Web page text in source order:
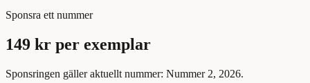
Sponsra ett nummer
149 kr per exemplar
Sponsringen gäller aktuellt nummer: Nummer 2, 2026.